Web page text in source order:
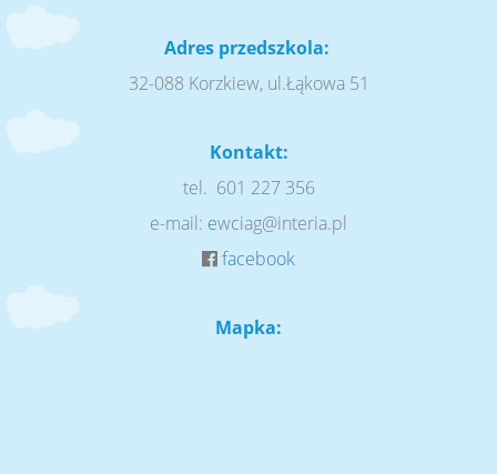
Adres przedszkola:
32-088 Korzkiew, ul.Łąkowa 51
Kontakt:
tel. 601 227 356
e-mail: ewciag@interia.pl
facebook
Mapka: